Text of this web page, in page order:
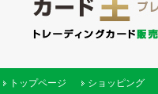
トップページ ショッピング